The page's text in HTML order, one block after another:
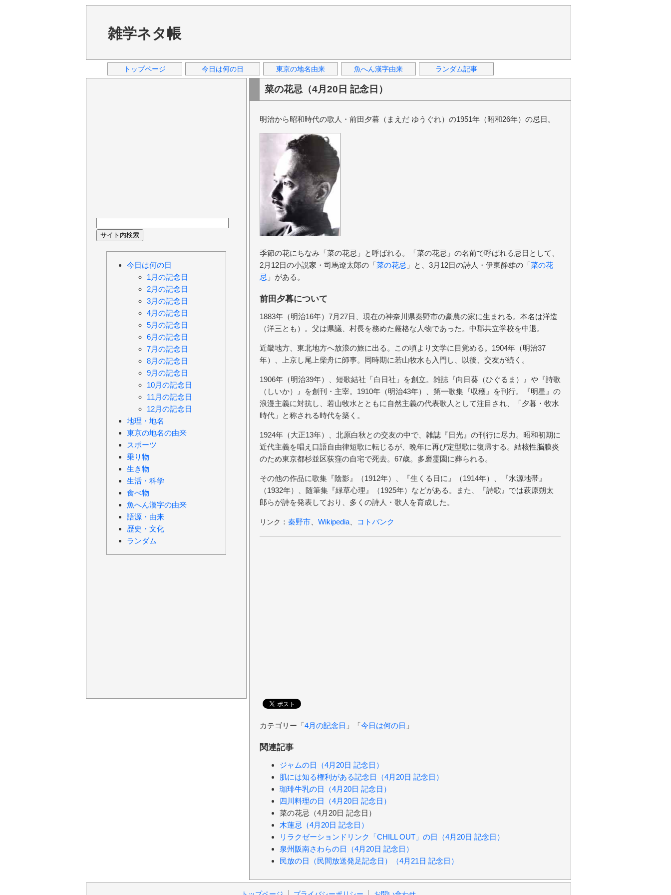
雑学ネタ帳
トップページ 今日は何の日 東京の地名由来 魚へん漢字由来 ランダム記事
菜の花忌（4月20日 記念日）
明治から昭和時代の歌人・前田夕暮（まえだ ゆうぐれ）の1951年（昭和26年）の忌日。
季節の花にちなみ「菜の花忌」と呼ばれる。「菜の花忌」の名前で呼ばれる忌日として、
2月12日の小説家・司馬遼太郎の「菜の花忌 」と、3月12日の詩人・伊東静雄の「菜の花
忌 」がある。
前田夕暮について
1883年（明治16年）7月27日、現在の神奈川県秦野市の豪農の家に生まれる。本名は洋造
（洋三とも）。父は県議、村長を務めた厳格な人物であった。中郡共立学校を中退。
近畿地方、東北地方へ放浪の旅に出る。この頃より文学に目覚める。1904年（明治37
年）、上京し尾上柴舟に師事。同時期に若山牧水も入門し、以後、交友が続く。
1906年（明治39年）、短歌結社「白日社」を創立。雑誌『向日葵（ひぐるま）』や『詩歌
（しいか）』を創刊・主宰。1910年（明治43年）、第一歌集『収穫』を刊行。『明星』の
浪漫主義に対抗し、若山牧水とともに自然主義の代表歌人として注目され、「夕暮・牧水
時代」と称される時代を築く。
1924年（大正13年）、北原白秋との交友の中で、雑誌『日光』の刊行に尽力。昭和初期に
近代主義を唱え口語自由律短歌に転じるが、晩年に再び定型歌に復帰する。結核性脳膜炎
のため東京都杉並区荻窪の自宅で死去。67歳。多磨霊園に葬られる。
その他の作品に歌集『陰影』（1912年）、『生くる日に』（1914年）、『水源地帯』
（1932年）、随筆集『緑草心理』（1925年）などがある。また、『詩歌』では萩原朔太
郎らが詩を発表しており、多くの詩人・歌人を育成した。
リンク ： 秦野市、 Wikipedia、 コトバンク
カテゴリー「4月の記念日 」「今日は何の日 」
関連記事
ジャムの日（4月20日 記念日）
肌には知る権利がある記念日（4月20日 記念日）
珈琲牛乳の日（4月20日 記念日）
四川料理の日（4月20日 記念日）
菜の花忌（4月20日 記念日）
木蓮忌（4月20日 記念日）
リラクゼーションドリンク「CHILL OUT」の日（4月20日 記念日）
泉州阪南さわらの日（4月20日 記念日）
民放の日（民間放送発足記念日）（4月21日 記念日）
今日は何の日
1月の記念日
2月の記念日
3月の記念日
4月の記念日
5月の記念日
6月の記念日
7月の記念日
8月の記念日
9月の記念日
10月の記念日
11月の記念日
12月の記念日
地理・地名
東京の地名の由来
スポーツ
乗り物
生き物
生活・科学
食べ物
魚へん漢字の由来
語源・由来
歴史・文化
ランダム